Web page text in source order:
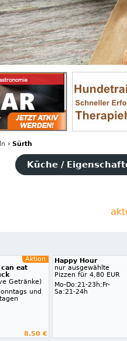
› Sürth
Küche /
Aktion
eat
Getränke)
und
8.50 €
Happy Hour
nur ausgewählte
Pizzen für 4,80 EUR
Mo-Do:21-23h;Fr-
Sa:21-24h